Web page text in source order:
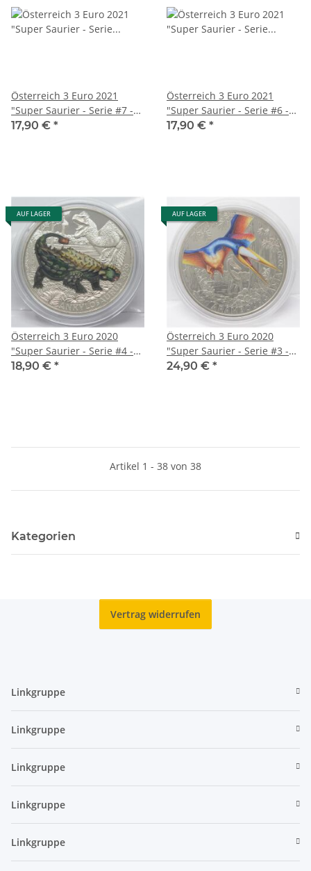
Österreich 3 Euro 2021
"Super Saurier - Serie #7 -
Deinonychus Antirrhopus"
17,90 € *
Österreich 3 Euro 2021
"Super Saurier - Serie #6 -
Therizinosaurus
17,90 € *
AUF LAGER
Österreich 3 Euro 2020
"Super Saurier - Serie #4 -
Ankylosaurus Magniventris "
18,90 € *
AUF LAGER
Österreich 3 Euro 2020
"Super Saurier - Serie #3 -
Arambourgiania
24,90 € *
Artikel 1 - 38 von 38
Kategorien
Vertrag widerrufen
Linkgruppe
Linkgruppe
Linkgruppe
Linkgruppe
Linkgruppe